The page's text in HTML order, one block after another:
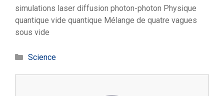
simulations laser diffusion photon-photon Physique
quantique vide quantique Mélange de quatre vagues
sous vide
Catégories
Science